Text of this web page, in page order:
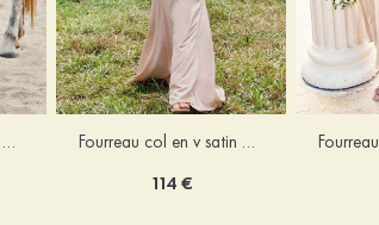
Robe trapèze col en v mousseline ras du sol robe de demoiselle d'honneur Fourreau col en v satin extensible ras du sol robe de demoiselle d'honneur
114 €